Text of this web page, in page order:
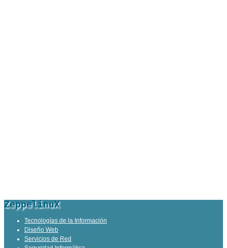
ZeppelinuX
Tecnologías de la Información
Diseño Web
Servicios de Red